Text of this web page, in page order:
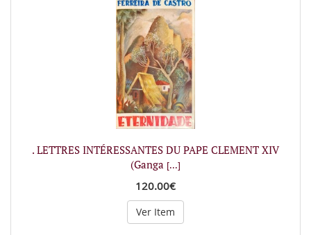
. LETTRES INTÉRESSANTES DU PAPE CLEMENT XIV
(Ganga [...]
120.00€
Ver Item